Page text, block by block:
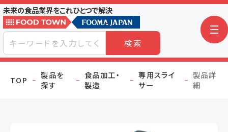
未来の食品業界をこれひとつで解決
検索
TOP
製品を
探す
食品加工・
製造
専用スライ
サー
製品詳
細